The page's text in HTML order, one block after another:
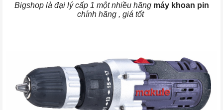
Bigshop là đại lý cấp 1 một nhiều hãngmáy khoan pin
chính hãng , giá tốt